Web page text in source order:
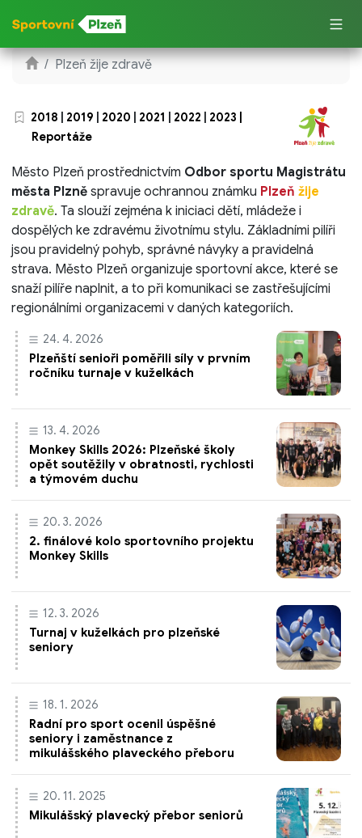
Plzeň žije zdravě
2018 2019 2020 2021 2022 2023
Reportáže
Město Plzeň prostřednictvím Odbor sportu Magistrátu
města Plzně spravuje ochrannou známku Plzeň žije
zdravě. Ta slouží zejména k iniciaci dětí, mládeže i
dospělých ke zdravému životnímu stylu. Základními pilíři
jsou pravidelný pohyb, správné návyky a pravidelná
strava. Město Plzeň organizuje sportovní akce, které se
snaží pilíře naplnit, a to při komunikaci se zastřešujícími
regionálními organizacemi v daných kategoriích.
24. 4. 2026
Plzeňští senioři poměřili síly v prvním
ročníku turnaje v kuželkách
13. 4. 2026
Monkey Skills 2026: Plzeňské školy
opět soutěžily v obratnosti, rychlosti
a týmovém duchu
20. 3. 2026
2. finálové kolo sportovního projektu
Monkey Skills
12. 3. 2026
Turnaj v kuželkách pro plzeňské
seniory
18. 1. 2026
Radní pro sport ocenil úspěšné
seniory i zaměstnance z
mikulášského plaveckého přeboru
20. 11. 2025
Mikulášský plavecký přebor seniorů